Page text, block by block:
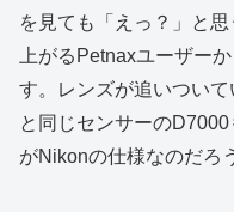
を見ても「えっ？」と
上がるPetnaxユーザー
す。レンズが追いつい
と同じセンサーの
がNikonの仕様なのだろ